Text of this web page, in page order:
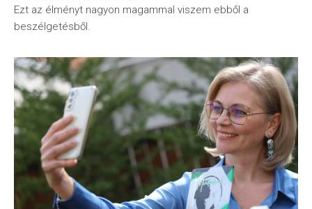
Ezt az élményt nagyon magammal viszem ebből a
beszélgetésből.